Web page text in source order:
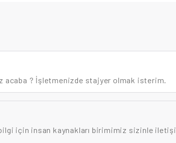
acaba ? İşletmenizde stajyer olmak isterim.
için insan kaynakları birimimiz sizinle